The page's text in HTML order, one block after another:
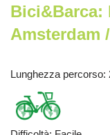
Bici&Barca:
Amsterdam
Lunghezza percorso: